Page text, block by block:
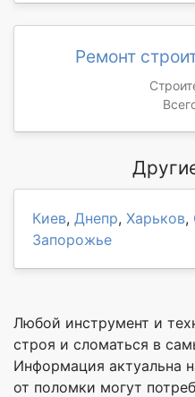
Ремонт
Киев, Днепр, Харьков,
Запорожье
Любой инструмент и
строя и сломаться в
Информация актуальна
от поломки могут